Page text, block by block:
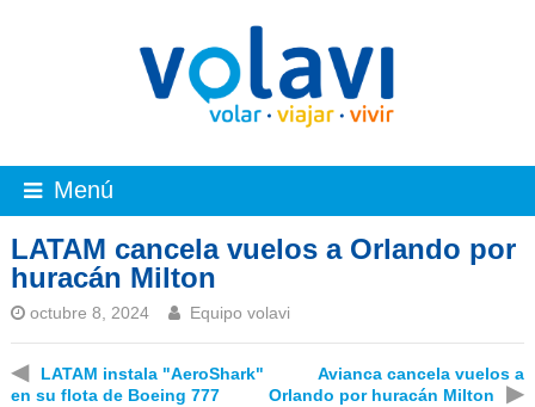
Menú
LATAM cancela vuelos a Orlando por
huracán Milton
octubre 8, 2024 Equipo volavi
◀
LATAM instala "AeroShark"
en su flota de Boeing 777
Avianca cancela vuelos a
Orlando por huracán Milton
▶